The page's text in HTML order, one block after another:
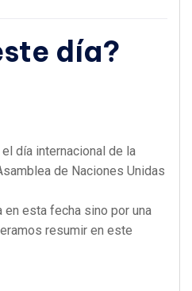
día?
día internacional de la
de Naciones Unidas
esta fecha sino por una
resumir en este